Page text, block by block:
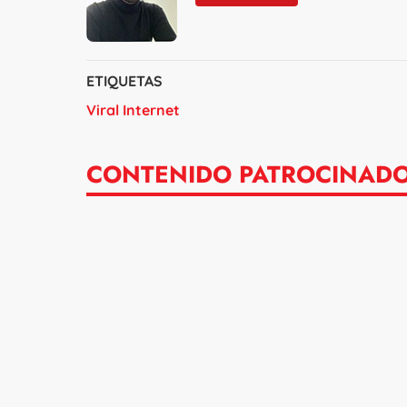
ETIQUETAS
Viral Internet
CONTENIDO